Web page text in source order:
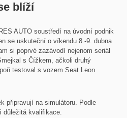
blíží
AUTO soustředí na úvodní podnik
se uskuteční o víkendu 8.-9. dubna
si poprvé zazávodí nejenom seriál
s Čížkem, ačkoli druhý
testoval s vozem Seat Leon
připravují na simulátoru. Podle
důležitá kvalifikace.